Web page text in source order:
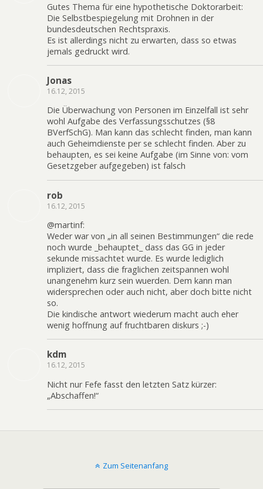
Gutes Thema für eine hypothetische Doktorarbeit:
Die Selbstbespiegelung mit Drohnen in der
bundesdeutschen Rechtspraxis.
Es ist allerdings nicht zu erwarten, dass so etwas
jemals gedruckt wird.
Jonas
16.12, 2015
Die Überwachung von Personen im Einzelfall ist sehr
wohl Aufgabe des Verfassungsschutzes (§8
BVerfSchG). Man kann das schlecht finden, man kann
auch Geheimdienste per se schlecht finden. Aber zu
behaupten, es sei keine Aufgabe (im Sinne von: vom
Gesetzgeber aufgegeben) ist falsch
rob
16.12, 2015
@martinf:
Weder war von „in all seinen Bestimmungen“ die rede
noch wurde _behauptet_ dass das GG in jeder
sekunde missachtet wurde. Es wurde lediglich
impliziert, dass die fraglichen zeitspannen wohl
unangenehm kurz sein wuerden. Dem kann man
widersprechen oder auch nicht, aber doch bitte nicht
so.
Die kindische antwort wiederum macht auch eher
wenig hoffnung auf fruchtbaren diskurs ;-)
kdm
16.12, 2015
Nicht nur Fefe fasst den letzten Satz kürzer:
„Abschaffen!“
Zum Seitenanfang